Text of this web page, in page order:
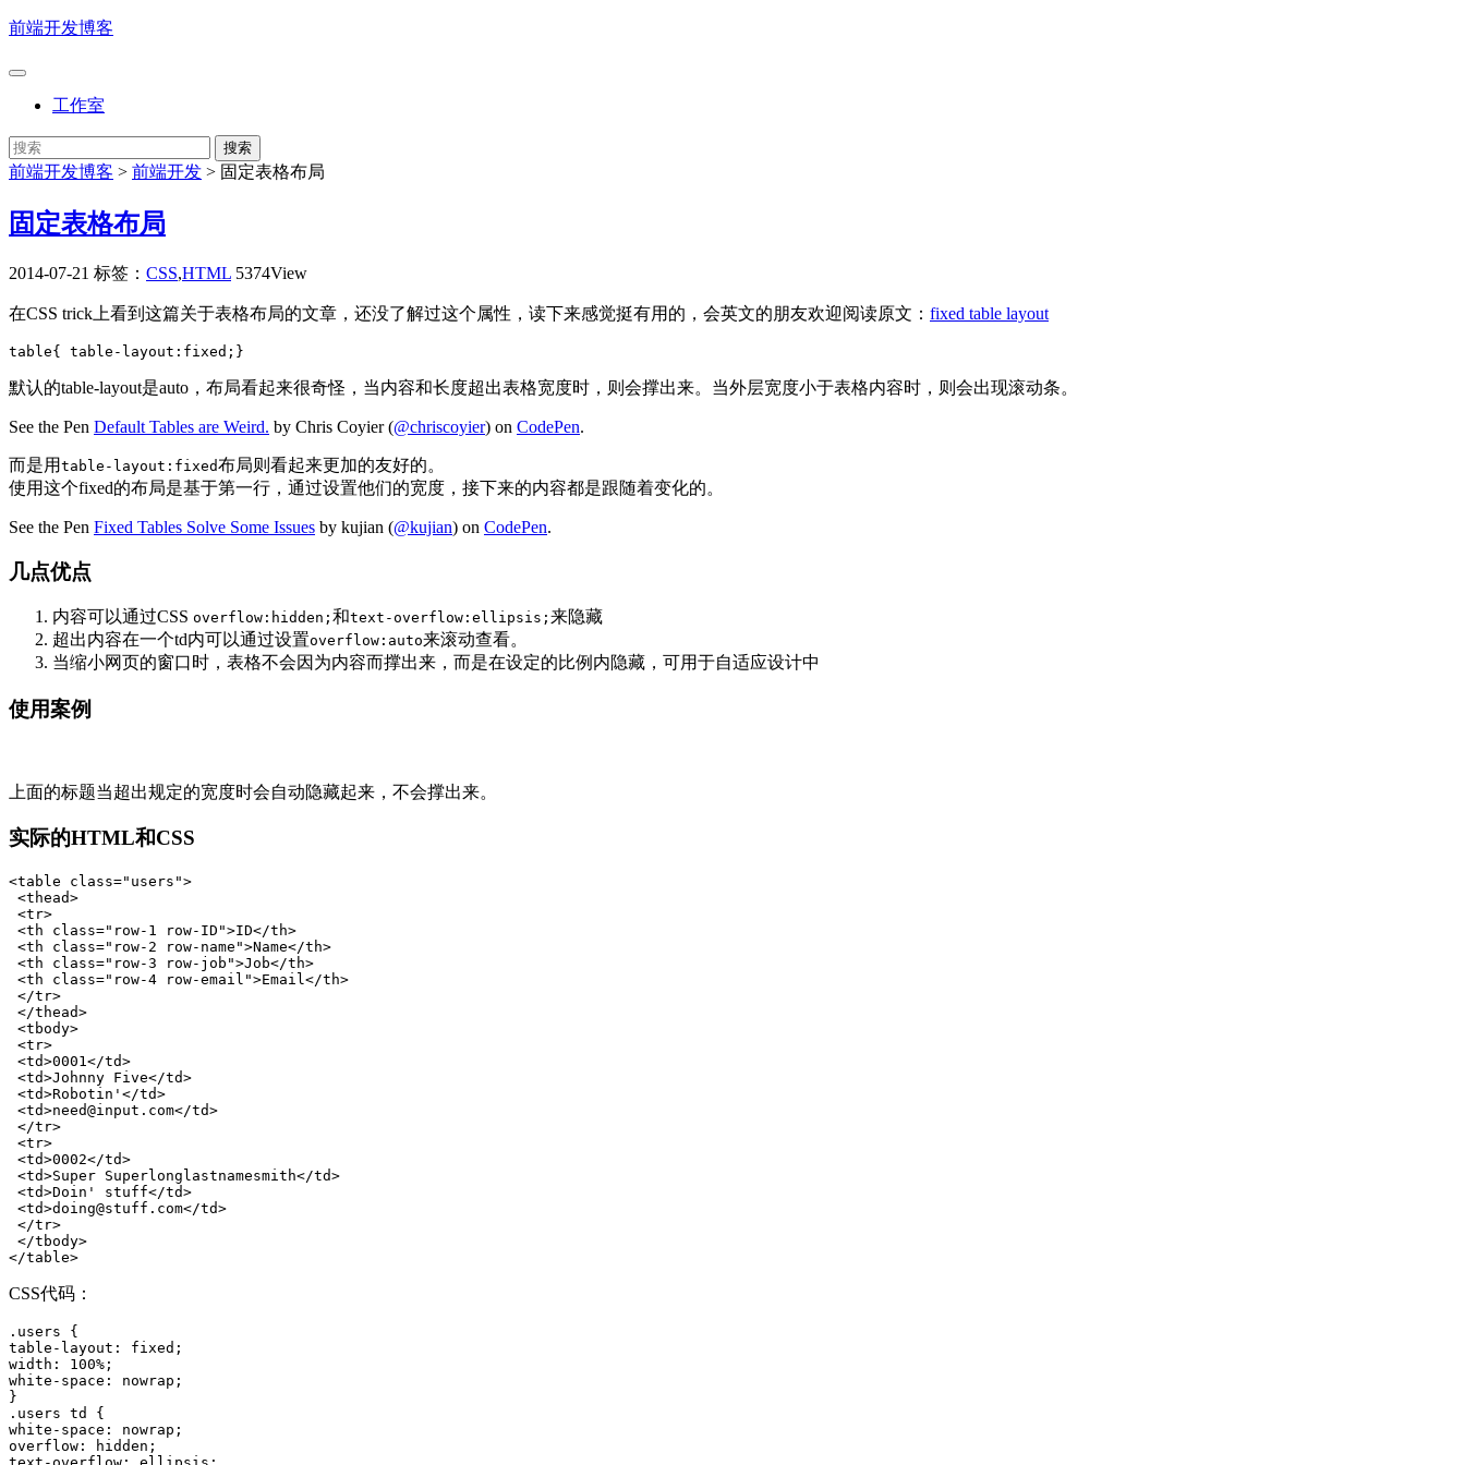
前端开发博客
工作室
前端开发博客 > 前端开发 > 固定表格布局
固定表格布局
2014-07-21 标签： CSS,HTML 5374View
在CSS trick上看到这篇关于表格布局的文章，还没了解过这个属性，读下来感觉挺有用的，会英文的朋友欢迎阅读原文： fixed table layout
table{ table-layout:fixed;}
默认的table-layout是auto，布局看起来很奇怪，当内容和长度超出表格宽度时，则会撑出来。当外层宽度小于表格内容时，则会出现滚动条。
See the Pen Default Tables are Weird. by Chris Coyier (@chriscoyier) on CodePen.
而是用 table-layout:fixed布局则看起来更加的友好的。
使用这个fixed的布局是基于第一行，通过设置他们的宽度，接下来的内容都是跟随着变化的。
See the Pen Fixed Tables Solve Some Issues by kujian (@kujian) on CodePen.
几点优点
内容可以通过CSS overflow:hidden; 和text-overflow:ellipsis; 来隐藏
超出内容在一个td内可以通过设置overflow:auto来滚动查看。
当缩小网页的窗口时，表格不会因为内容而撑出来，而是在设定的比例内隐藏，可用于自适应设计中
使用案例
上面的标题当超出规定的宽度时会自动隐藏起来，不会撑出来。
实际的HTML和CSS
<table class="users">
<thead>
<tr>
<th class="row-1 row-ID">ID</th>
<th class="row-2 row-name">Name</th>
<th class="row-3 row-job">Job</th>
<th class="row-4 row-email">Email</th>
</tr>
</thead>
<tbody>
<tr>
<td>0001</td>
<td>Johnny Five</td>
<td>Robotin'</td>
<td>need@input.com</td>
</tr>
<tr>
<td>0002</td>
<td>Super Superlonglastnamesmith</td>
<td>Doin' stuff</td>
<td>doing@stuff.com</td>
</tr>
</tbody>
CSS代码：
.users {
table-layout: fixed;
width: 100%;
white-space: nowrap;
}
.users td {
white-space: nowrap;
overflow: hidden;